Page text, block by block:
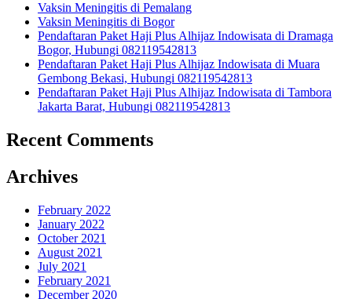
Vaksin Meningitis di Pemalang
Vaksin Meningitis di Bogor
Pendaftaran Paket Haji Plus Alhijaz Indowisata di Dramaga
Bogor, Hubungi 082119542813
Pendaftaran Paket Haji Plus Alhijaz Indowisata di Muara
Gembong Bekasi, Hubungi 082119542813
Pendaftaran Paket Haji Plus Alhijaz Indowisata di Tambora
Jakarta Barat, Hubungi 082119542813
Recent Comments
Archives
February 2022
January 2022
October 2021
August 2021
July 2021
February 2021
December 2020